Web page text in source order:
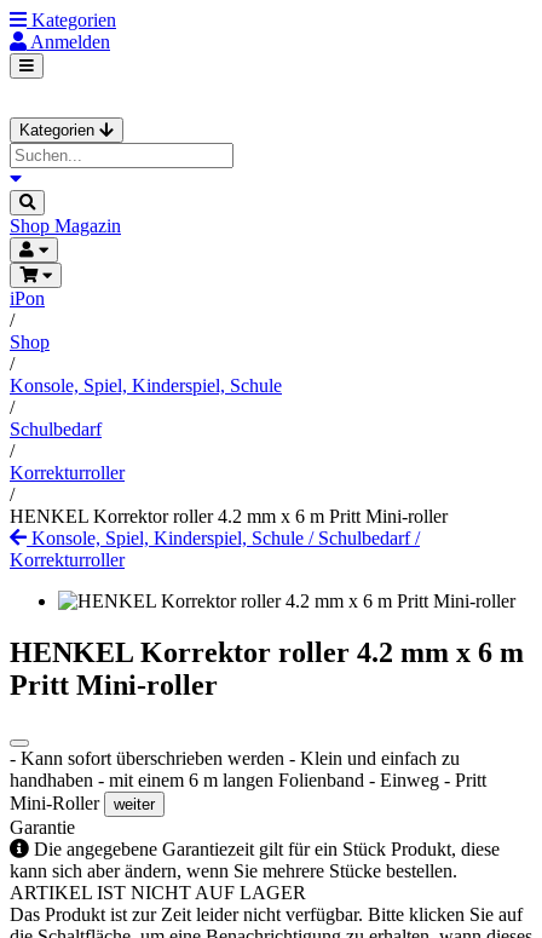
Kategorien
Anmelden
Kategorien
Shop Magazin
iPon
/
Shop
/
Konsole, Spiel, Kinderspiel, Schule
/
Schulbedarf
/
Korrekturroller
/
HENKEL Korrektor roller 4.2 mm x 6 m Pritt Mini-roller
Konsole, Spiel, Kinderspiel, Schule / Schulbedarf/
Korrekturroller
HENKEL Korrektor roller 4.2 mm x 6 m
Pritt Mini-roller
- Kann sofort überschrieben werden - Klein und einfach zu
handhaben - mit einem 6 m langen Folienband - Einweg - Pritt
Mini-Roller
weiter
Garantie
Die angegebene Garantiezeit gilt für ein Stück Produkt, diese
kann sich aber ändern, wenn Sie mehrere Stücke bestellen.
ARTIKEL IST NICHT AUF LAGER
Das Produkt ist zur Zeit leider nicht verfügbar. Bitte klicken Sie auf